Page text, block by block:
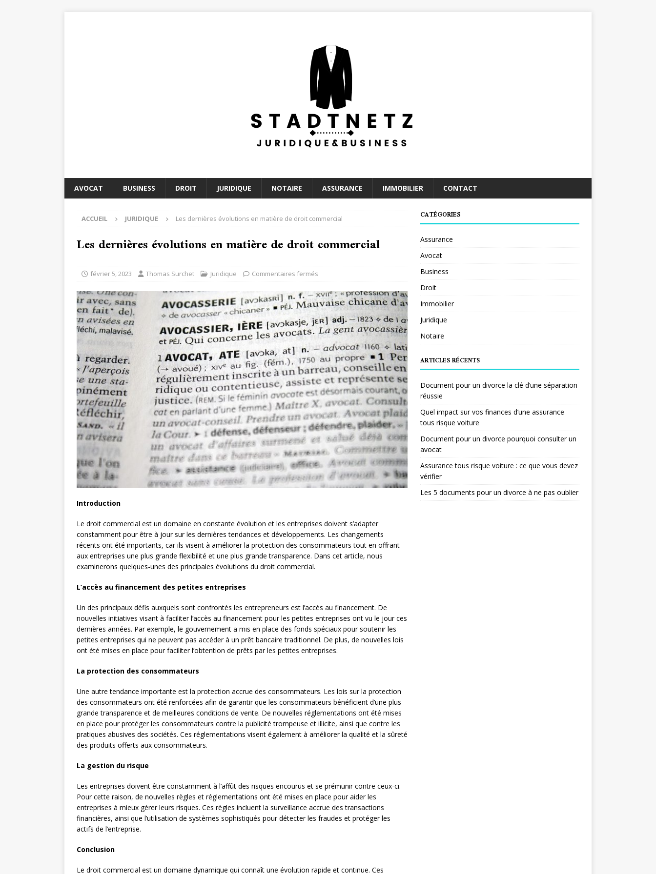
AVOCAT BUSINESS DROIT JURIDIQUE NOTAIRE ASSURANCE IMMOBILIER CONTACT
ACCUEIL JURIDIQUE Les dernières évolutions en matière de droit commercial
Les dernières évolutions en matière de droit commercial
février 5, 2023 Thomas Surchet Juridique Commentaires fermés
Introduction
Le droit commercial est un domaine en constante évolution et les entreprises doivent s’adapter
constamment pour être à jour sur les dernières tendances et développements. Les changements
récents ont été importants, car ils visent à améliorer la protection des consommateurs tout en offrant
aux entreprises une plus grande flexibilité et une plus grande transparence. Dans cet article, nous
examinerons quelques-unes des principales évolutions du droit commercial.
L’accès au financement des petites entreprises
Un des principaux défis auxquels sont confrontés les entrepreneurs est l’accès au financement. De
nouvelles initiatives visant à faciliter l’accès au financement pour les petites entreprises ont vu le jour ces
dernières années. Par exemple, le gouvernement a mis en place des fonds spéciaux pour soutenir les
petites entreprises qui ne peuvent pas accéder à un prêt bancaire traditionnel. De plus, de nouvelles lois
ont été mises en place pour faciliter l’obtention de prêts par les petites entreprises.
La protection des consommateurs
Une autre tendance importante est la protection accrue des consommateurs. Les lois sur la protection
des consommateurs ont été renforcées afin de garantir que les consommateurs bénéficient d’une plus
grande transparence et de meilleures conditions de vente. De nouvelles réglementations ont été mises
en place pour protéger les consommateurs contre la publicité trompeuse et illicite, ainsi que contre les
pratiques abusives des sociétés. Ces réglementations visent également à améliorer la qualité et la sûreté
des produits offerts aux consommateurs.
La gestion du risque
Les entreprises doivent être constamment à l’affût des risques encourus et se prémunir contre ceux-ci.
Pour cette raison, de nouvelles règles et réglementations ont été mises en place pour aider les
entreprises à mieux gérer leurs risques. Ces règles incluent la surveillance accrue des transactions
financières, ainsi que l’utilisation de systèmes sophistiqués pour détecter les fraudes et protéger les
actifs de l’entreprise.
Conclusion
Le droit commercial est un domaine dynamique qui connaît une évolution rapide et continue. Ces
CATÉGORIES
Assurance
Avocat
Business
Droit
Immobilier
Juridique
Notaire
ARTICLES RÉCENTS
Document pour un divorce la clé d’une séparation
réussie
Quel impact sur vos finances d’une assurance
tous risque voiture
Document pour un divorce pourquoi consulter un
avocat
Assurance tous risque voiture : ce que vous devez
vérifier
Les 5 documents pour un divorce à ne pas oublier